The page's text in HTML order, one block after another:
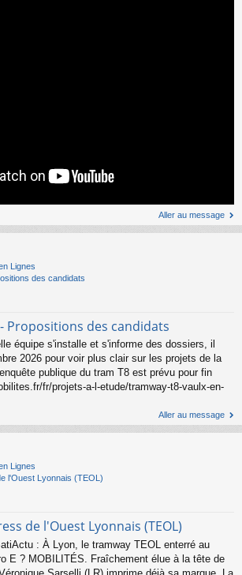
Aller au message
Lignes
des candidats
Propositions des candidats
équipe s'installe et s'informe des dossiers, il
2026 pour voir plus clair sur les projets de la
publique du tram T8 est prévu pour fin
fr/projets-a-l-etude/tramway-t8-vaulx-en-
Aller au message
Lignes
l'Ouest Lyonnais (TEOL)
de l'Ouest Lyonnais (TEOL)
: À Lyon, le tramway TEOL enterré au
E ? MOBILITÉS. Fraîchement élue à la tête de